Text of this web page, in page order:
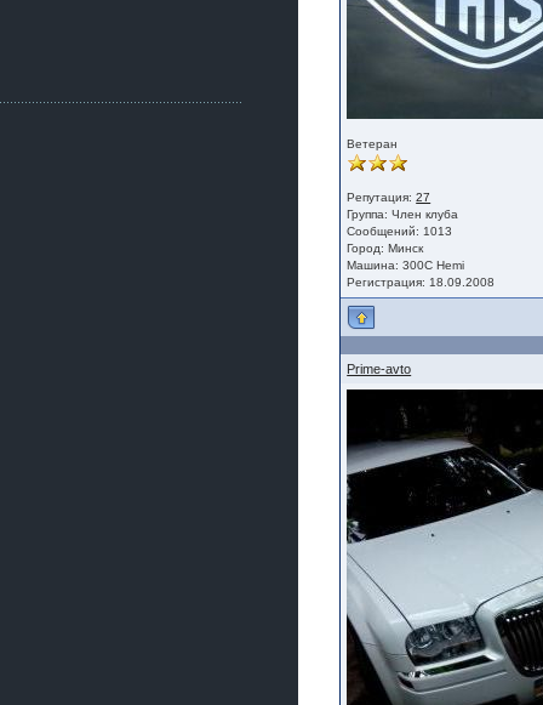
Ветеран
Репутация:27
Группа:Член клуба
Сообщений: 1013
Город: Минск
Машина: 300С Hemi
Регистрация: 18.09.2008
Prime-avto